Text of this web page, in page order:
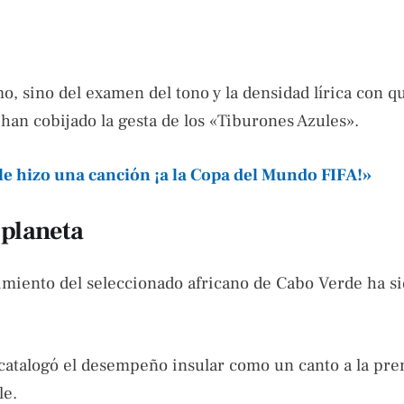
sino del examen del tono y la densidad lírica con
cobijado la gesta de los «Tiburones Azules».
hizo una canción ¡a la Copa del Mundo FIFA!»
del seleccionado africano de Cabo Verde ha
el desempeño insular como un canto a la